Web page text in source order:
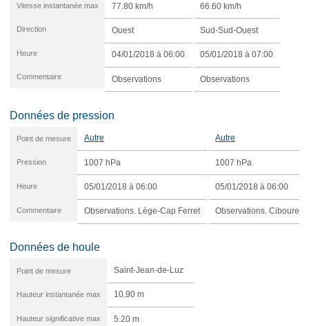
Vitesse instantanée max
Direction
Heure
Commentaire
77.80 km/h
Ouest
04/01/2018 à 06:00
Observations
66.60 km/h
Sud-Sud-Ouest
05/01/2018 à 07:00
Observations
Données de pression
Point de mesure
Pression
Heure
Commentaire
Autre
1007 hPa
05/01/2018 à 06:00
Observations. Lège-Cap Ferret
Autre
1007 hPa
05/01/2018 à 06:00
Observations. Ciboure
Données de houle
Point de mesure
Hauteur instantanée max
Hauteur significative max
Saint-Jean-de-Luz
10.90 m
5.20 m